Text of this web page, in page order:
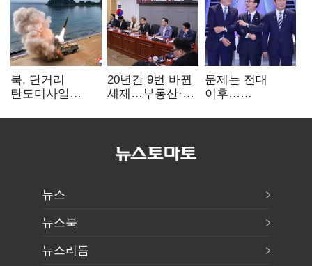
북, 단거리
탄도미사일
"즉각 중단 촉구"
20년간 9번 바뀐
세제…부동산·
건드렸다
문제는 전대
이후…
뒤집힐 땐
뉴스
뉴스북
뉴스리듬